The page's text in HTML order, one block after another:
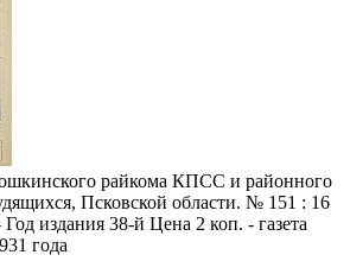
райкома КПСС и районного
Псковской области. № 151 : 16
Год издания 38-й Цена 2 коп. - газета
года